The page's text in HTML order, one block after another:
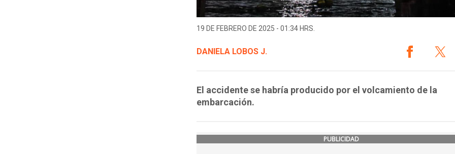
19 DE FEBRERO DE 2025 - 01:34 HRS.
DANIELA LOBOS J.
El accidente se habría producido por el volcamiento de la
embarcación.
PUBLICIDAD